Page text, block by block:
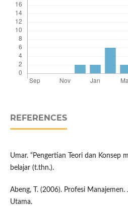
REFERENCES
Umar. “Pengertian Teori dan Konsep
belajar (t.thn.).
Abeng, T. (2006). Profesi Manajemen.
Utama.